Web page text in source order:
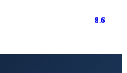
8.6